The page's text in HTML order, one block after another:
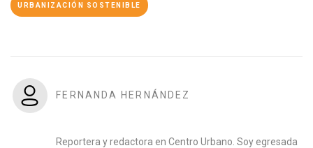
URBANIZACIÓN SOSTENIBLE
FERNANDA HERNÁNDEZ
Reportera y redactora en Centro Urbano. Soy egresada